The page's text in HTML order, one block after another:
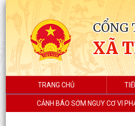
CỔNG
XÃ
TRANG CHỦ
CẢNH BÁO SỚM NGUY CƠ VI